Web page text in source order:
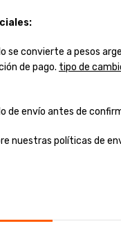
se convierte a pesos
de pago. tipo de
de envío antes de
nuestras políticas de